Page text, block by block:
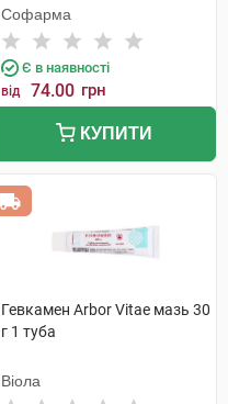
Софарма
Є в наявності
від 74.00 грн
КУПИТИ
Гевкамен Arbor Vitae мазь 30
г 1 туба
Віола